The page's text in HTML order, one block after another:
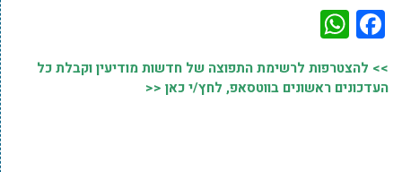
Facebook
>> להצטרפות לרשימת התפוצה של חדשות מודיעין וקבלת כל
העדכונים ראשונים בווטסאפ, לחץ/י כאן <<